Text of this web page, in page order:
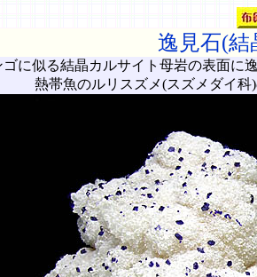
逸見石(
ゴに似る結晶カルサイト母岩の表面に
熱帯魚のルリスズメ(スズメダイ